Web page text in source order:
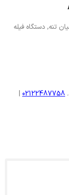
تنه, دستگاه فیله
02122487758
|